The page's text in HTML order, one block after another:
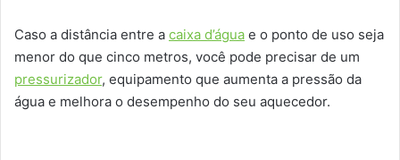
Caso a distância entre a caixa d’água e o ponto de uso seja
menor do que cinco metros, você pode precisar de um
pressurizador, equipamento que aumenta a pressão da
água e melhora o desempenho do seu aquecedor.